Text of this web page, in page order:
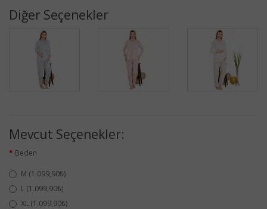
Diğer Seçenekler
Mevcut Seçenekler:
Beden
M (1.099,90₺)
L (1.099,90₺)
XL (1.099,90₺)